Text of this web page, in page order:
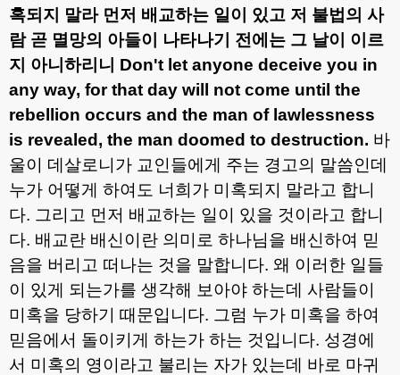
혹되지 말라 먼저 배교하는 일이 있고 저 불법의 사
람 곧 멸망의 아들이 나타나기 전에는 그 날이 이르
지 아니하리니 Don't let anyone deceive you in
any way, for that day will not come until the
rebellion occurs and the man of lawlessness
is revealed, the man doomed to destruction. 바
울이 데살로니가 교인들에게 주는 경고의 말씀인데
누가 어떻게 하여도 너희가 미혹되지 말라고 합니
다. 그리고 먼저 배교하는 일이 있을 것이라고 합니
다. 배교란 배신이란 의미로 하나님을 배신하여 믿
음을 버리고 떠나는 것을 말합니다. 왜 이러한 일들
이 있게 되는가를 생각해 보아야 하는데 사람들이
미혹을 당하기 때문입니다. 그럼 누가 미혹을 하여
믿음에서 돌이키게 하는가 하는 것입니다. 성경에
서 미혹의 영이라고 불리는 자가 있는데 바로 마귀